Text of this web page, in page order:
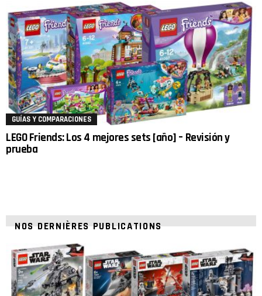
GUÍAS Y COMPARACIONES
LEGO Friends: Los 4 mejores sets [año] – Revisión y
prueba
NOS DERNIÈRES PUBLICATIONS